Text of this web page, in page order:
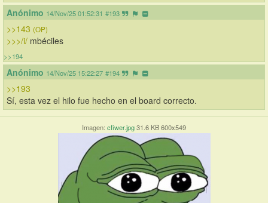
Anónimo 14/Nov/25 01:52:31 #193
>>143 (OP)
>>>/i/ mbéciles
>>194
Anónimo 14/Nov/25 15:22:27 #194
>>193
Sí, esta vez el hilo fue hecho en el board correcto.
Imagen: cfiwer.jpg31.6 KB 600x549